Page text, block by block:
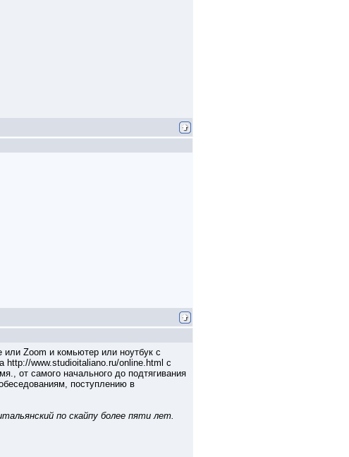
или Zoom и комьютер или ноутбук с
http://www.studioitaliano.ru/online.html с
от самого начального до подтягивания
поступлению в
по скайпу более пяти лет.